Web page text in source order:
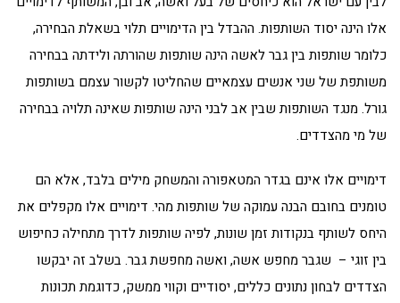
אלו הינה יסוד השותפות. ההבדל בין הדימויים תלוי בשאלת הבחירה,
כלומר שותפות בין גבר לאשה הינה שותפות שהורתה ולידתה בבחירה
משותפת של שני אנשים עצמאיים שהחליטו לקשור עצמם בשותפות
גורל. מנגד השותפות שבין אב לבני הינה שותפות שאינה תלויה בבחירה
של מי מהצדדים.
דימויים אלו אינם בגדר המטאפורה והמשחק מילים בלבד, אלא הם
טומנים בחובם הבנה עמוקה של שותפות מהי. דימויים אלו מקפלים את
היחס לשותף בנקודות זמן שונות, לפיה שותפות לדרך מתחילה כחיפוש
בין זוגי – שגבר מחפש אשה, ואשה מחפשת גבר. בשלב זה יבקשו
הצדדים לבחון נתונים כללים, יסודיים וקווי ממשק, כדוגמת תכונות